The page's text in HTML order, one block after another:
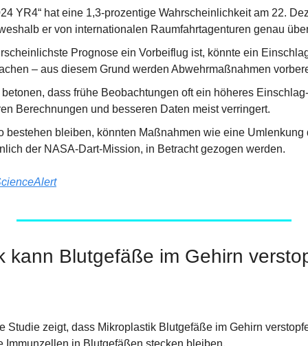
YR4“ hat eine 1,3-prozentige Wahrscheinlichkeit am 22.
er von internationalen Raumfahrtagenturen genau
Prognose ein Vorbeiflug ist, könnte ein
– aus diesem Grund werden Abwehrmaßnahmen
dass frühe Beobachtungen oft ein höheres
Berechnungen und besseren Daten meist verringert.
bestehen bleiben, könnten Maßnahmen wie eine Umlenkung
der NASA-Dart-Mission, in Betracht gezogen werden.
kann Blutgefäße im Gehirn
Studie zeigt, dass Mikroplastik Blutgefäße im Gehirn
Immunzellen in Blutgefäßen stecken bleiben.